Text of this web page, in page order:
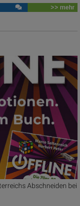
>> mehr
Abschneiden bei